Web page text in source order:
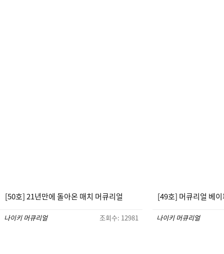
[50호] 21년만에 돌아온 매치 머큐리얼
나이키 머큐리얼 조회수: 12981
[49호] 머큐리얼 베
나이키 머큐리얼